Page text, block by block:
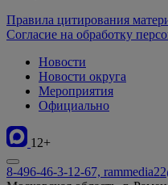
Правила цитирования
Согласие на обработку
Новости
Новости округа
Мероприятия
Официально
12+
8-496-46-3-12-67,